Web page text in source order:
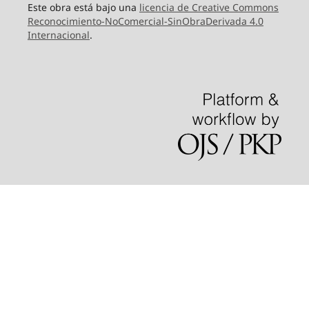
Este obra está bajo una licencia de Creative Commons
Reconocimiento-NoComercial-SinObraDerivada 4.0
Internacional.